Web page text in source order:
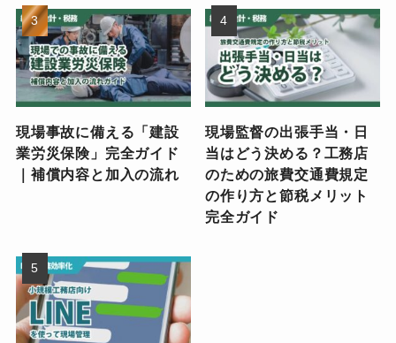
現場事故に備える「建設
業労災保険」完全ガイド
｜補償内容と加入の流れ
現場監督の出張手当・日
当はどう決める？工務店
のための旅費交通費規定
の作り方と節税メリット
完全ガイド